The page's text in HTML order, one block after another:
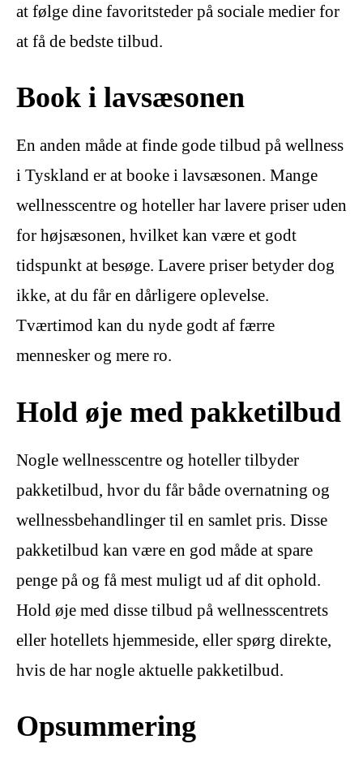
at følge dine favoritsteder på sociale medier for
at få de bedste tilbud.
Book i lavsæsonen
En anden måde at finde gode tilbud på wellness
i Tyskland er at booke i lavsæsonen. Mange
wellnesscentre og hoteller har lavere priser uden
for højsæsonen, hvilket kan være et godt
tidspunkt at besøge. Lavere priser betyder dog
ikke, at du får en dårligere oplevelse.
Tværtimod kan du nyde godt af færre
mennesker og mere ro.
Hold øje med pakketilbud
Nogle wellnesscentre og hoteller tilbyder
pakketilbud, hvor du får både overnatning og
wellnessbehandlinger til en samlet pris. Disse
pakketilbud kan være en god måde at spare
penge på og få mest muligt ud af dit ophold.
Hold øje med disse tilbud på wellnesscentrets
eller hotellets hjemmeside, eller spørg direkte,
hvis de har nogle aktuelle pakketilbud.
Opsummering